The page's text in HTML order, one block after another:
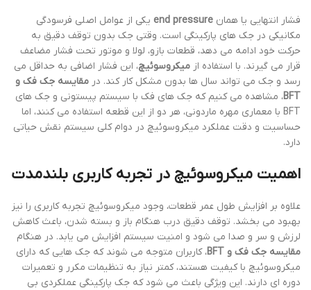
فشار انتهایی یا همان end pressure یکی از عوامل اصلی فرسودگی
مکانیکی در جک های پارکینگی است. وقتی جک بدون توقف دقیق به
حرکت خود ادامه می دهد، قطعات بازو، لولا و موتور تحت فشار مضاعف
قرار می گیرند. با استفاده از میکروسوئیچ، این فشار اضافی به حداقل می
رسد و جک می تواند سال ها بدون مشکل کار کند. در مقایسه جک فک و
BFT، مشاهده می کنیم که جک های فک با سیستم پیستونی و جک های
BFT با معماری مهره ماردونی، هر دو از این قطعه استفاده می کنند، اما
حساسیت و دقت عملکرد میکروسوئیچ در دوام کلی سیستم نقش حیاتی
دارد.
اهمیت میکروسوئیچ در تجربه کاربری بلندمدت
علاوه بر افزایش طول عمر قطعات، وجود میکروسوئیچ تجربه کاربری را نیز
بهبود می بخشد. توقف دقیق درب هنگام باز و بسته شدن، باعث کاهش
لرزش و سر و صدا می شود و امنیت سیستم افزایش می یابد. در هنگام
مقایسه جک فک و BFT
، کاربران متوجه می شوند که جک هایی که دارای
میکروسوئیچ با کیفیت هستند، کمتر نیاز به تنظیمات مکرر و تعمیرات
دوره ای دارند. این ویژگی باعث می شود که جک پارکینگی عملکردی بی